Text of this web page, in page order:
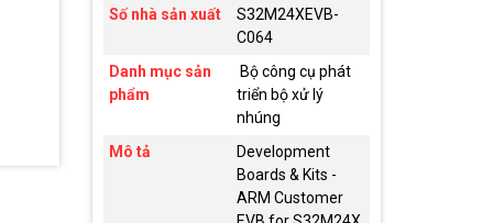
Số nhà sản xuất
S32M24XEVB-
C064
Danh mục sản
phẩm
Bộ công cụ phát
triển bộ xử lý
nhúng
Mô tả
Development
Boards & Kits -
ARM Customer